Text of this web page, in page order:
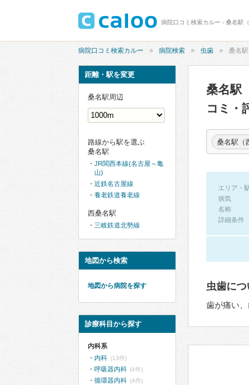
病院口コミ検索カルー - 桑名駅
病院口コミ検索カルー 病院検索 虫歯 桑名駅
桑名駅
コミ・
桑名駅（
エリア・
病気
名称
詳細条件
虫歯につ
歯が痛い
距離・駅を変更
桑名駅周辺
路線から駅を選ぶ
桑名駅
JR関西本線(名古屋～亀
山)
近鉄名古屋線
養老鉄道養老線
西桑名駅
三岐鉄道北勢線
地図から検索
地図から病院を探す
診療科目から探す
内科系
内科 (13件)
呼吸器内科 (4件)
循環器内科 (4件)